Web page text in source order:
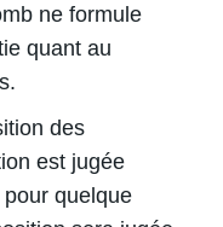
ne formule
quant au
des
est jugée
quelque